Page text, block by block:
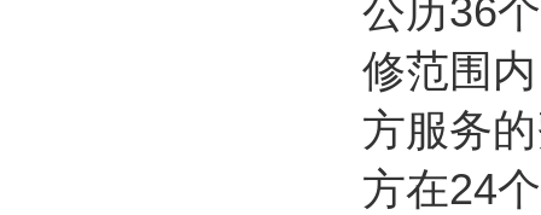
公历36
修范围
方服务
方在24